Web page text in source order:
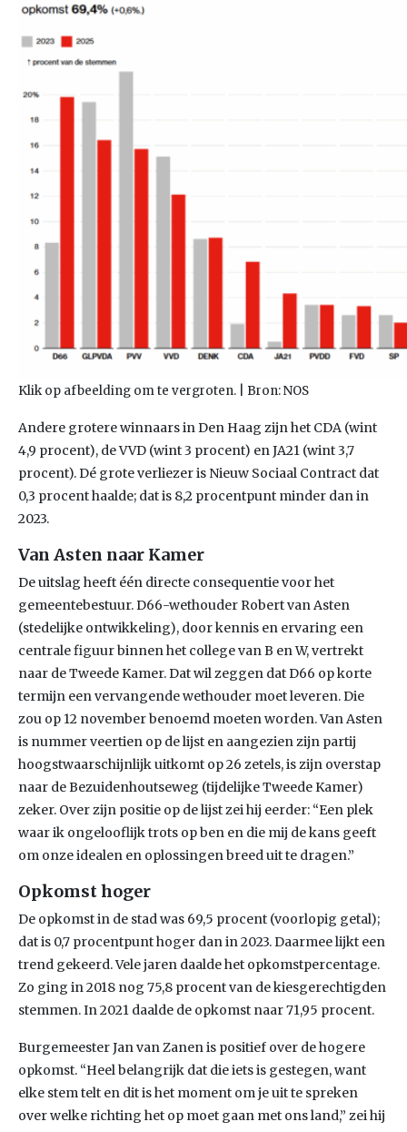
Klik op afbeelding om te vergroten. | Bron: NOS
Andere grotere winnaars in Den Haag zijn het CDA (wint
4,9 procent), de VVD (wint 3 procent) en JA21 (wint 3,7
procent). Dé grote verliezer is Nieuw Sociaal Contract dat
0,3 procent haalde; dat is 8,2 procentpunt minder dan in
2023.
Van Asten naar Kamer
De uitslag heeft één directe consequentie voor het
gemeentebestuur. D66-wethouder Robert van Asten
(stedelijke ontwikkeling), door kennis en ervaring een
centrale figuur binnen het college van B en W, vertrekt
naar de Tweede Kamer. Dat wil zeggen dat D66 op korte
termijn een vervangende wethouder moet leveren. Die
zou op 12 november benoemd moeten worden. Van Asten
is nummer veertien op de lijst en aangezien zijn partij
hoogstwaarschijnlijk uitkomt op 26 zetels, is zijn overstap
naar de Bezuidenhoutseweg (tijdelijke Tweede Kamer)
zeker. Over zijn positie op de lijst zei hij eerder: “Een plek
waar ik ongelooflijk trots op ben en die mij de kans geeft
om onze idealen en oplossingen breed uit te dragen.”
Opkomst hoger
De opkomst in de stad was 69,5 procent (voorlopig getal);
dat is 0,7 procentpunt hoger dan in 2023. Daarmee lijkt een
trend gekeerd. Vele jaren daalde het opkomstpercentage.
Zo ging in 2018 nog 75,8 procent van de kiesgerechtigden
stemmen. In 2021 daalde de opkomst naar 71,95 procent.
Burgemeester Jan van Zanen is positief over de hogere
opkomst. “Heel belangrijk dat die iets is gestegen, want
elke stem telt en dit is het moment om je uit te spreken
over welke richting het op moet gaan met ons land,” zei hij